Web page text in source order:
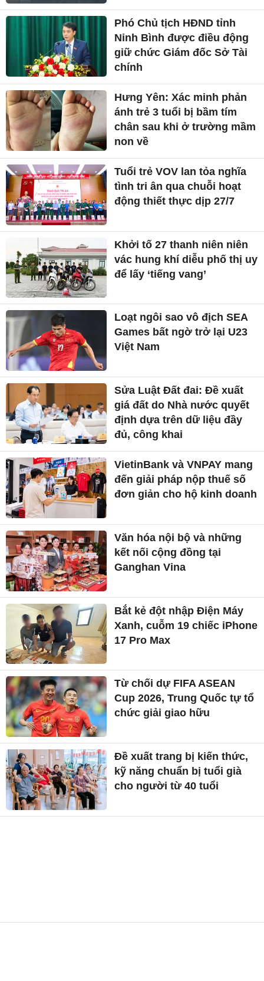
Phó Chủ tịch HĐND tỉnh
Ninh Bình được điều động
giữ chức Giám đốc Sở Tài
chính
Hưng Yên: Xác minh phản
ánh trẻ 3 tuổi bị bầm tím
chân sau khi ở trường mầm
non về
Tuổi trẻ VOV lan tỏa nghĩa
tình tri ân qua chuỗi hoạt
động thiết thực dịp 27/7
Khởi tố 27 thanh niên niên
vác hung khí diễu phố thị uy
để lấy ‘tiếng vang’
Loạt ngôi sao vô địch SEA
Games bất ngờ trở lại U23
Việt Nam
Sửa Luật Đất đai: Đề xuất
giá đất do Nhà nước quyết
định dựa trên dữ liệu đầy
đủ, công khai
VietinBank và VNPAY mang
đến giải pháp nộp thuế số
đơn giản cho hộ kinh doanh
Văn hóa nội bộ và những
kết nối cộng đồng tại
Ganghan Vina
Bắt kẻ đột nhập Điện Máy
Xanh, cuỗm 19 chiếc iPhone
17 Pro Max
Từ chối dự FIFA ASEAN
Cup 2026, Trung Quốc tự tổ
chức giải giao hữu
Đề xuất trang bị kiến thức,
kỹ năng chuẩn bị tuổi già
cho người từ 40 tuổi